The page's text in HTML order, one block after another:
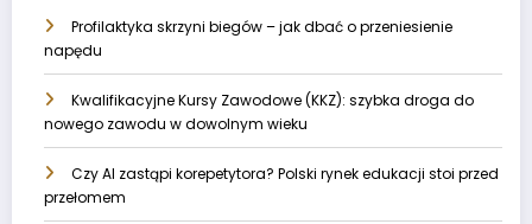
Profilaktyka skrzyni biegów – jak dbać o przeniesienie
napędu
Kwalifikacyjne Kursy Zawodowe (KKZ): szybka droga do
nowego zawodu w dowolnym wieku
Czy AI zastąpi korepetytora? Polski rynek edukacji stoi przed
przełomem